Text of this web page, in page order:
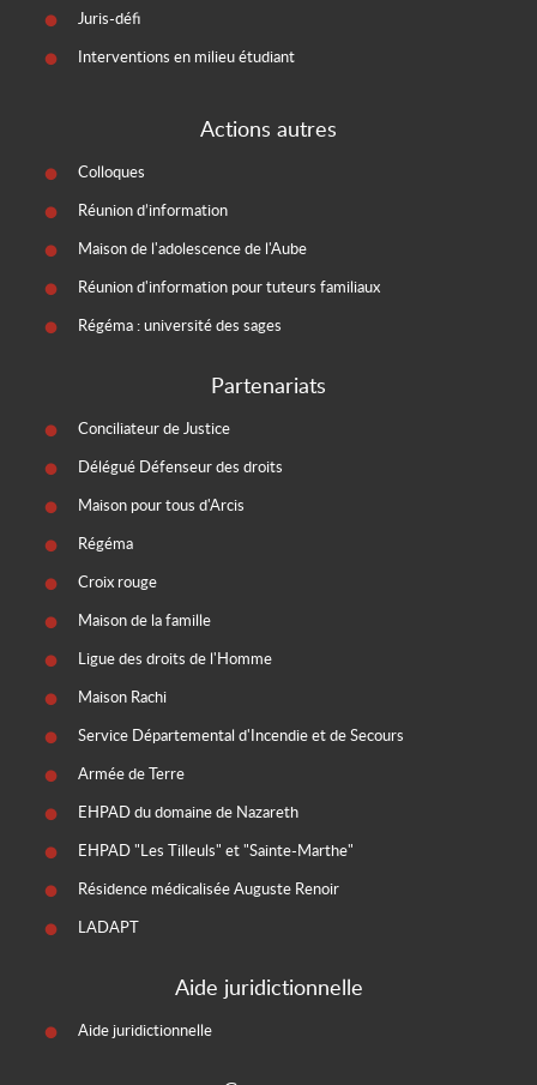
Juris-défi
Interventions en milieu étudiant
Actions autres
Colloques
Réunion d’information
Maison de l'adolescence de l'Aube
Réunion d'information pour tuteurs familiaux
Régéma : université des sages
Partenariats
Conciliateur de Justice
Délégué Défenseur des droits
Maison pour tous d'Arcis
Régéma
Croix rouge
Maison de la famille
Ligue des droits de l'Homme
Maison Rachi
Service Départemental d'Incendie et de Secours
Armée de Terre
EHPAD du domaine de Nazareth
EHPAD "Les Tilleuls" et "Sainte-Marthe"
Résidence médicalisée Auguste Renoir
LADAPT
Aide juridictionnelle
Aide juridictionnelle